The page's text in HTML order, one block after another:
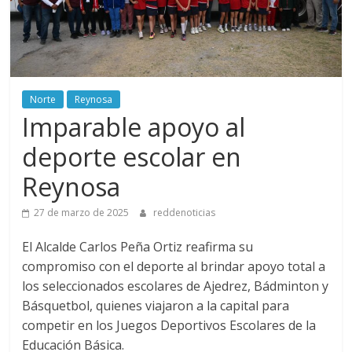
Norte Reynosa
Imparable apoyo al
deporte escolar en
Reynosa
27 de marzo de 2025 reddenoticias
El Alcalde Carlos Peña Ortiz reafirma su
compromiso con el deporte al brindar apoyo total a
los seleccionados escolares de Ajedrez, Bádminton y
Básquetbol, quienes viajaron a la capital para
competir en los Juegos Deportivos Escolares de la
Educación Básica.